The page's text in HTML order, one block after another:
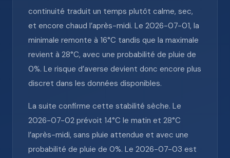
continuité traduit un temps plutôt calme, sec,
et encore chaud l’après-midi. Le 2026-07-01, la
minimale remonte à 16°C tandis que la maximale
revient à 28°C, avec une probabilité de pluie de
0%. Le risque d’averse devient donc encore plus
discret dans les données disponibles.
La suite confirme cette stabilité sèche. Le
2026-07-02 prévoit 14°C le matin et 28°C
l’après-midi, sans pluie attendue et avec une
probabilité de pluie de 0%. Le 2026-07-03 est